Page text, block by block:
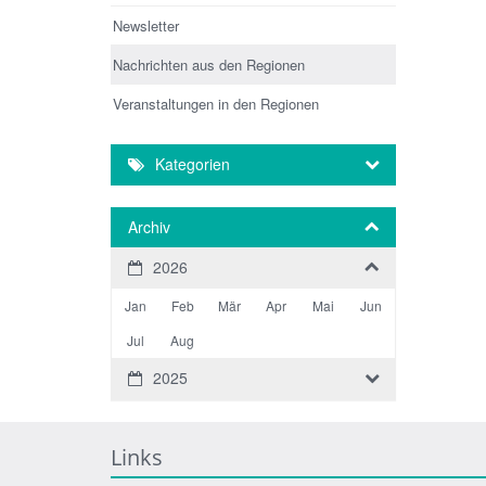
Newsletter
Nachrichten aus den Regionen
Veranstaltungen in den Regionen
Kategorien
Archiv
2026
Jan Feb Mär Apr Mai
Jun
Jul
Aug
2025
Links